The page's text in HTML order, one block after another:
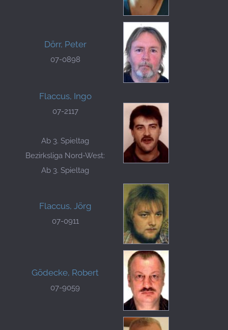
Dörr, Peter
07-0898
Flaccus, Ingo
07-2117
Ab 3. Spieltag
Bezirksliga Nord-West:
Ab 3. Spieltag
Flaccus, Jörg
07-0911
Gödecke, Robert
07-9059